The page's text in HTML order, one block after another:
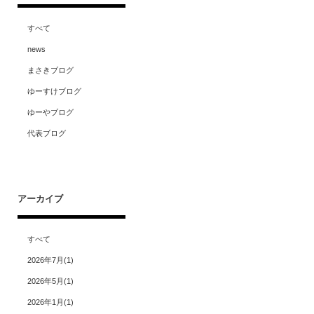
すべて
news
まさきブログ
ゆーすけブログ
ゆーやブログ
代表ブログ
アーカイブ
すべて
2026年7月 1
2026年5月 1
2026年1月 1